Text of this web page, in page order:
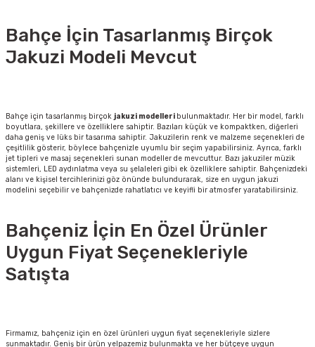
Bahçe İçin Tasarlanmış Birçok
Jakuzi Modeli Mevcut
Bahçe için tasarlanmış birçok jakuzi modelleri bulunmaktadır. Her bir model, farklı
boyutlara, şekillere ve özelliklere sahiptir. Bazıları küçük ve kompaktken, diğerleri
daha geniş ve lüks bir tasarıma sahiptir. Jakuzilerin renk ve malzeme seçenekleri de
çeşitlilik gösterir, böylece bahçenizle uyumlu bir seçim yapabilirsiniz. Ayrıca, farklı
jet tipleri ve masaj seçenekleri sunan modeller de mevcuttur. Bazı jakuziler müzik
sistemleri, LED aydınlatma veya su şelaleleri gibi ek özelliklere sahiptir. Bahçenizdeki
alanı ve kişisel tercihlerinizi göz önünde bulundurarak, size en uygun jakuzi
modelini seçebilir ve bahçenizde rahatlatıcı ve keyifli bir atmosfer yaratabilirsiniz.
Bahçeniz İçin En Özel Ürünler
Uygun Fiyat Seçenekleriyle
Satışta
Firmamız, bahçeniz için en özel ürünleri uygun fiyat seçenekleriyle sizlere
sunmaktadır. Geniş bir ürün yelpazemiz bulunmakta ve her bütçeye uygun